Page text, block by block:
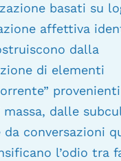
basati su
affettiva
dalla
di elementi
massa, dalle
conversazioni
l’odio tra